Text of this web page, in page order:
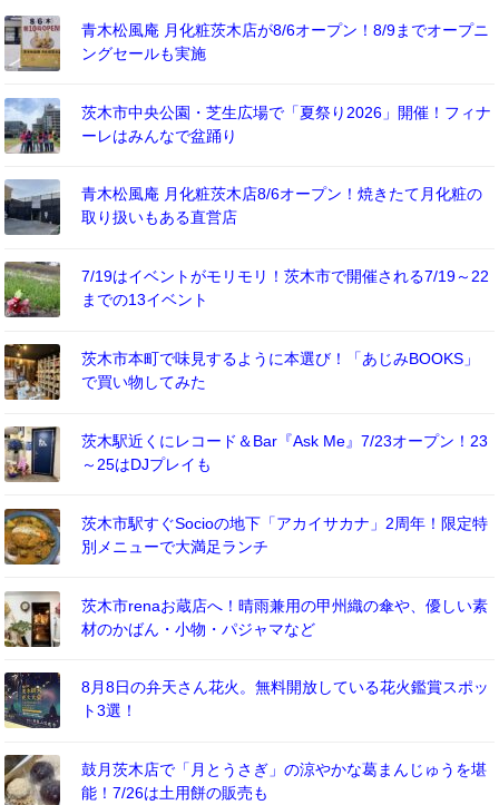
青木松風庵 月化粧茨木店が8/6オープン！8/9までオープニ
ングセールも実施
茨木市中央公園・芝生広場で「夏祭り2026」開催！フィナ
ーレはみんなで盆踊り
青木松風庵 月化粧茨木店8/6オープン！焼きたて月化粧の
取り扱いもある直営店
7/19はイベントがモリモリ！茨木市で開催される7/19～22
までの13イベント
茨木市本町で味見するように本選び！「あじみBOOKS」
で買い物してみた
茨木駅近くにレコード＆Bar『Ask Me』7/23オープン！23
～25はDJプレイも
茨木市駅すぐSocioの地下「アカイサカナ」2周年！限定特
別メニューで大満足ランチ
茨木市renaお蔵店へ！晴雨兼用の甲州織の傘や、優しい素
材のかばん・小物・パジャマなど
8月8日の弁天さん花火。無料開放している花火鑑賞スポッ
ト3選！
鼓月茨木店で「月とうさぎ」の涼やかな葛まんじゅうを堪
能！7/26は土用餅の販売も